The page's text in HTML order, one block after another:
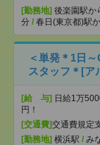
[勤務地] 後楽園駅か
分 / 春日(東京都)駅
＜単発＊1日
スタッフ＊[ア
[給 与] 日給1万
円！
[交通費]交通費規定
[勤務地] 横浜駅 / み